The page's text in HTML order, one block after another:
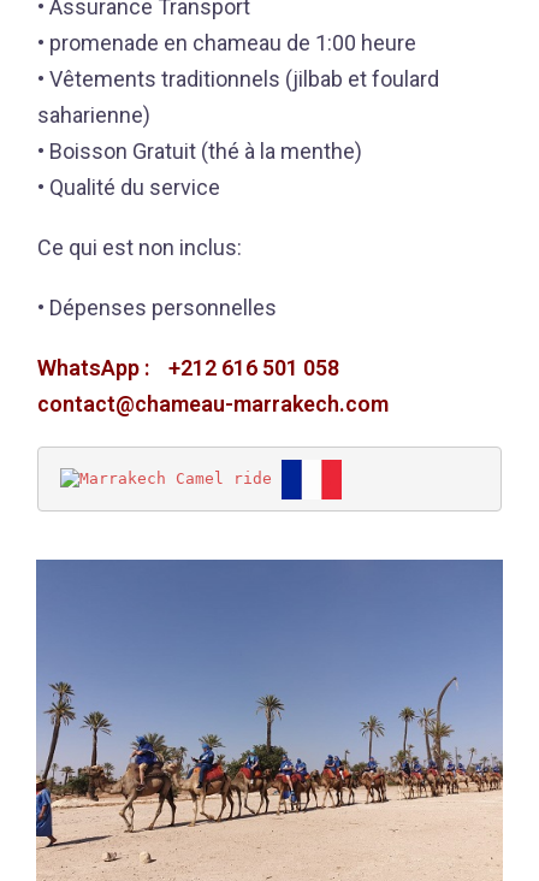
• Assurance Transport
• promenade en chameau de 1:00 heure
• Vêtements traditionnels (jilbab et foulard
saharienne)
• Boisson Gratuit (thé à la menthe)
• Qualité du service
Ce qui est non inclus:
• Dépenses personnelles
WhatsApp : +212 616 501 058
contact@chameau-marrakech.com